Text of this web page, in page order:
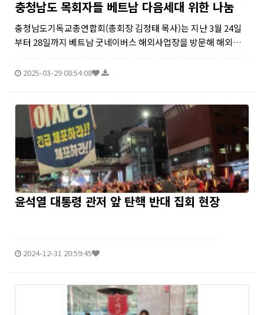
충청남도 목회자들 베트남 다음세대 위한 나눔
충청남도기독교총연합회(총회장 김정태 목사)는 지난 3월 24일
부터 28일까지 베트남 굿네이버스 해외사업장을 방문해 해외봉사
최하고, 굿네이버스 충청권역본부(본부장 손기배)가 협력해 추진
2025-03-29 08:54:08
윤석열 대통령 관저 앞 탄핵 반대 집회 현장
2024-12-31 20:59:45